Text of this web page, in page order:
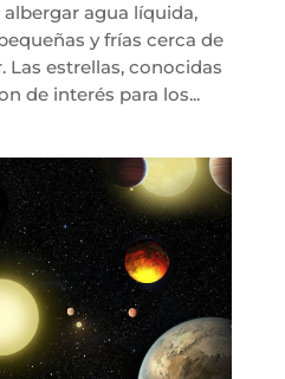
agua líquida,
y frías cerca de
Las estrellas, conocidas
de interés para los...